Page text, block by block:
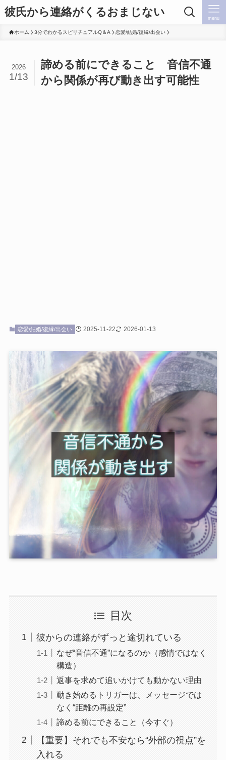
彼氏から連絡がくるおまじない menu
ホーム 3分でわかるスピリチュアルQ＆A 恋愛/結婚/復縁/出会い
諦める前にできること 音信不通
から関係が再び動き出す可能性
2026
1/13
恋愛/結婚/復縁/出会い 2025-11-22 2026-01-13
目次
彼からの連絡がずっと途切れている
なぜ“音信不通”になるのか（感情ではなく
構造）
返事を求めて追いかけても動かない理由
動き始めるトリガーは、メッセージでは
なく“距離の再設定”
諦める前にできること（今すぐ）
【重要】それでも不安なら“外部の視点”を
入れる